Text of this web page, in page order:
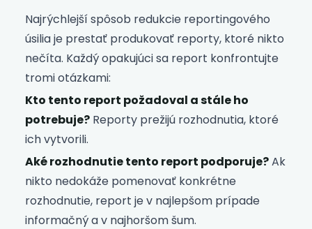
Najrýchlejší spôsob redukcie reportingového
úsilia je prestať produkovať reporty, ktoré nikto
nečíta. Každý opakujúci sa report konfrontujte
tromi otázkami:
Kto tento report požadoval a stále ho
potrebuje? Reporty prežijú rozhodnutia, ktoré
ich vytvorili.
Aké rozhodnutie tento report podporuje?Ak
nikto nedokáže pomenovať konkrétne
rozhodnutie, report je v najlepšom prípade
informačný a v najhoršom šum.